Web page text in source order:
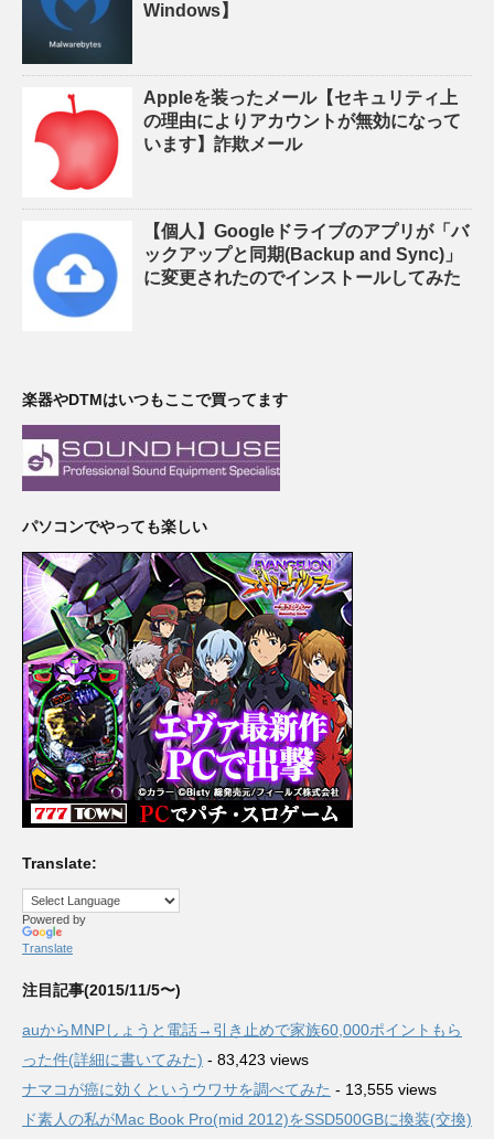
Windows】
Appleを装ったメール【セキュリティ上
の理由によりアカウントが無効になって
います】詐欺メール
【個人】Googleドライブのアプリが「バ
ックアップと同期(Backup and Sync)」
に変更されたのでインストールしてみた
楽器やDTMはいつもここで買ってます
パソコンでやっても楽しい
Translate:
Powered by
Translate
注目記事(2015/11/5〜)
auからMNPしょうと電話→引き止めで家族60,000ポイントもら
った件(詳細に書いてみた) - 83,423 views
ナマコが癌に効くというウワサを調べてみた - 13,555 views
ド素人の私がMac Book Pro(mid 2012)をSSD500GBに換装(交換)